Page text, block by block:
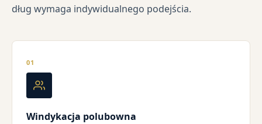
dług wymaga indywidualnego podejścia.
01
Windykacja polubowna